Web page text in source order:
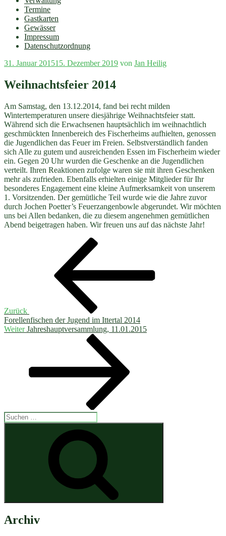
Termine
Gastkarten
Gewässer
Impressum
Datenschutzordnung
Veröffentlicht
31. Januar 201515. Dezember 2019 von Jan Heilig
Weihnachtsfeier 2014
Am Samstag, den 13.12.2014, fand bei recht milden
Wintertemperaturen unsere diesjährige Weihnachtsfeier statt.
Während sich die Erwachsenen hauptsächlich im weihnachtlich
geschmückten Innenbereich des Fischerheims aufhielten, genossen
die Jugendlichen das Feuer im Freien. Selbstverständlich fanden
sich Alle zu gutem und ausreichenden Essen im Fischerheim wieder
ein. Gegen 20 Uhr wurden die Geschenke an die Jugendlichen
verteilt. Ihren Reaktionen zufolge waren sie mit ihren Geschenken
mehr als zufrieden. Ebenfalls erhielten einige Mitglieder für Ihr
besonderes Engagement eine kleine Aufmerksamkeit von unserem
1. Vorsitzenden. Der gemütliche Teil wurde wie die Jahre zuvor
durch Jochen Poetter’s Feuerzangenbowle abgerundet. Wir möchten
uns bei Allen bedanken, die zu diesem angenehmen gemütlichen
Abend beigetragen haben. Wir freuen uns auf das nächste Jahr!
Beitragsnavigation
Zurück
Forellenfischen der Jugend im Ittertal 2014
Nächster
Weiter Jahreshauptversammlung, 11.01.2015
Suchen
nach:
Archiv